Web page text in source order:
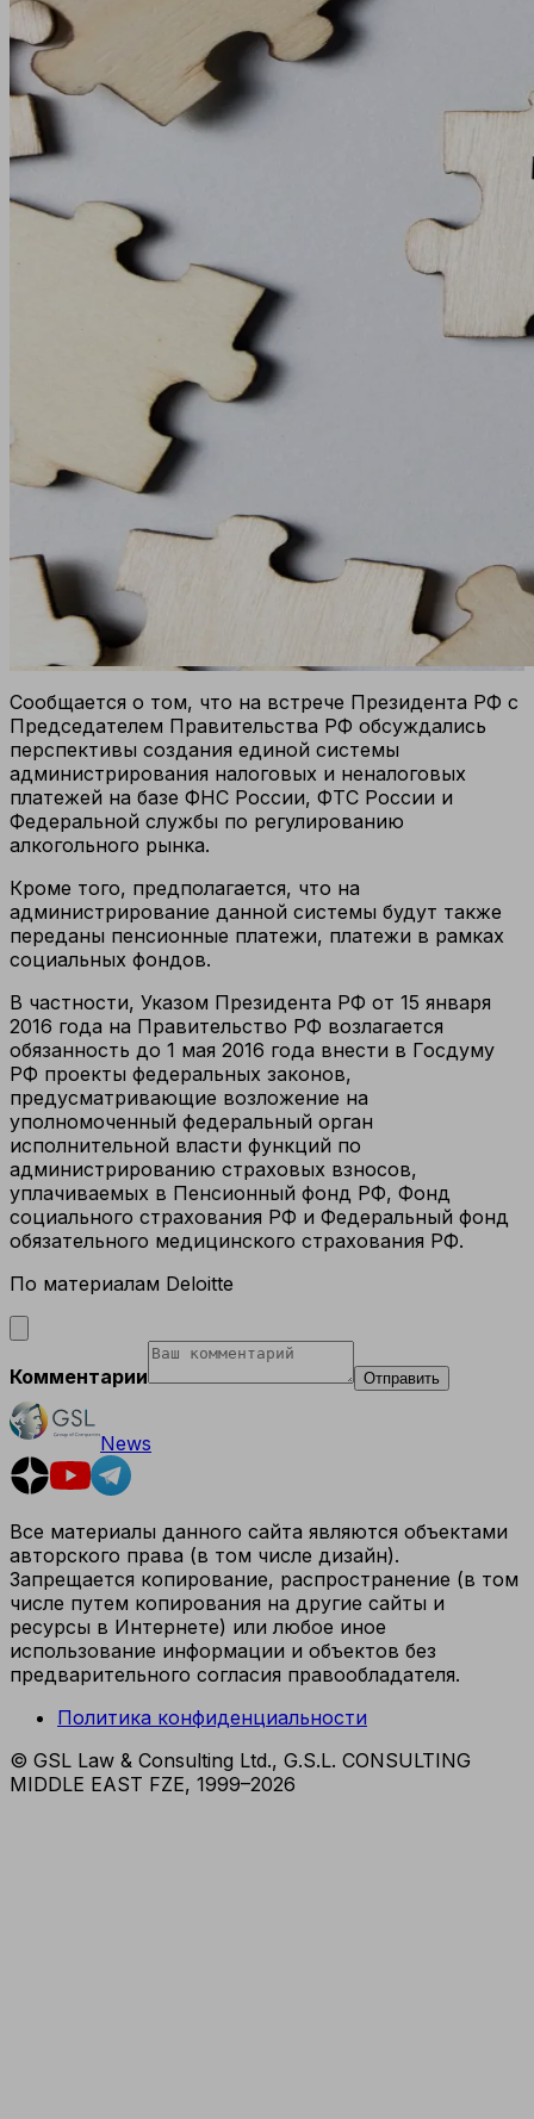
Сообщается о том, что на встрече Президента РФ с
Председателем Правительства РФ обсуждались
перспективы создания единой системы
администрирования налоговых и неналоговых
платежей на базе ФНС России, ФТС России и
Федеральной службы по регулированию
алкогольного рынка.
Кроме того, предполагается, что на
администрирование данной системы будут также
переданы пенсионные платежи, платежи в рамках
социальных фондов.
В частности, Указом Президента РФ от 15 января
2016 года на Правительство РФ возлагается
обязанность до 1 мая 2016 года внести в Госдуму
РФ проекты федеральных законов,
предусматривающие возложение на
уполномоченный федеральный орган
исполнительной власти функций по
администрированию страховых взносов,
уплачиваемых в Пенсионный фонд РФ, Фонд
социального страхования РФ и Федеральный фонд
обязательного медицинского страхования РФ.
По материалам Deloitte
Комментарии Отправить
News
Все материалы данного сайта являются объектами
авторского права (в том числе дизайн).
Запрещается копирование, распространение (в том
числе путем копирования на другие сайты и
ресурсы в Интернете) или любое иное
использование информации и объектов без
предварительного согласия правообладателя.
Политика конфиденциальности
© GSL Law & Consulting Ltd., G.S.L. CONSULTING
MIDDLE EAST FZE, 1999–2026